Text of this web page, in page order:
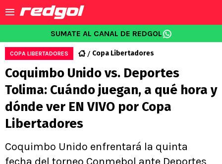
SUMATE AL CANAL DE REDGOL
COPA LIBERTADORES Copa Libertadores
Coquimbo Unido vs. Deportes
Tolima: Cuándo juegan, a qué hora y
dónde ver EN VIVO por Copa
Libertadores
Coquimbo Unido enfrentará la quinta